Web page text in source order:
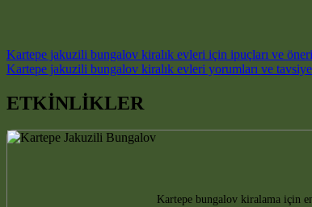
Post navigation
Kartepe jakuzili bungalov kiralık evleri için ipuçları ve
Kartepe jakuzili bungalov kiralık evleri yorumları ve
ETKİNLİKLER
Kartepe bungalov kiralama için